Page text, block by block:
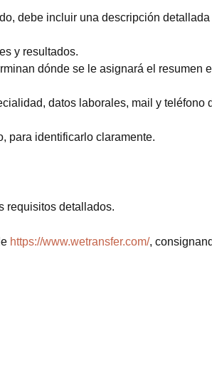
debe incluir una descripción detallada
y resultados.
dónde se le asignará el resumen
datos laborales, mail y teléfono
para identificarlo claramente.
requisitos detallados.
https://www.wetransfer.com/,